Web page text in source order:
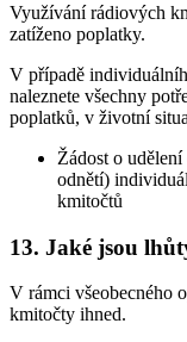
Využívání rádiových
zatíženo poplatky.
V případě
naleznete všechny
poplatků, v životní
Žádost o
odnětí)
kmitočtů
13. Jaké jsou
V rámci všeobecného
kmitočty ihned.